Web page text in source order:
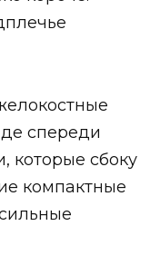
спереди
которые сбоку
компактные